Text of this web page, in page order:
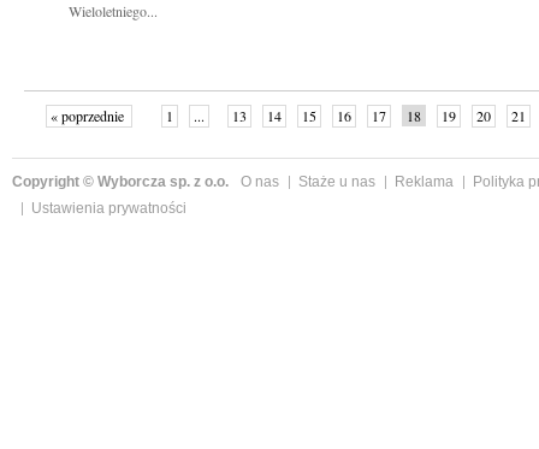
Wieloletniego...
« poprzednie 1 ... 13 14 15 16 17 18 19 20
21
Copyright © Wyborcza sp. z o.o. O nas Staże u nas Reklama
Polityka
Ustawienia prywatności